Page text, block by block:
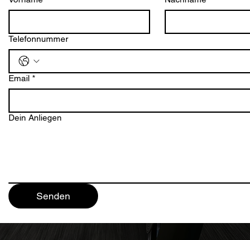
KONTAKT
Telefonnummer
Email *
Dein Anliegen
Senden